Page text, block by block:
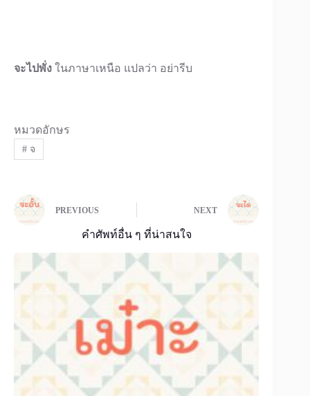
จะไปพั่ง ในภาษาเหนือ แปลว่า อย่ารีบ
หมวดอักษร
#จ
PREVIOUS NEXT
คำศัพท์อื่น ๆ ที่น่าสนใจ